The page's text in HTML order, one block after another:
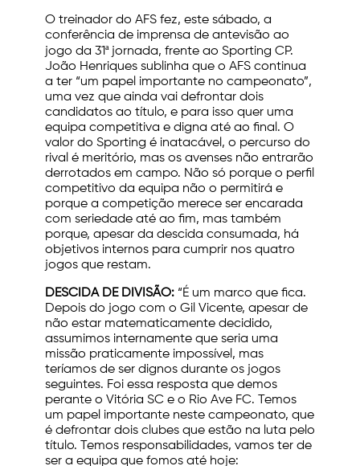
O treinador do AFS fez, este sábado, a
conferência de imprensa de antevisão ao
jogo da 31ª jornada, frente ao Sporting CP.
João Henriques sublinha que o AFS continua
a ter “um papel importante no campeonato”,
uma vez que ainda vai defrontar dois
candidatos ao título, e para isso quer uma
equipa competitiva e digna até ao final. O
valor do Sporting é inatacável, o percurso do
rival é meritório, mas os avenses não entrarão
derrotados em campo. Não só porque o perfil
competitivo da equipa não o permitirá e
porque a competição merece ser encarada
com seriedade até ao fim, mas também
porque, apesar da descida consumada, há
objetivos internos para cumprir nos quatro
jogos que restam.
DESCIDA DE DIVISÃO: “É um marco que fica.
Depois do jogo com o Gil Vicente, apesar de
não estar matematicamente decidido,
assumimos internamente que seria uma
missão praticamente impossível, mas
teríamos de ser dignos durante os jogos
seguintes. Foi essa resposta que demos
perante o Vitória SC e o Rio Ave FC. Temos
um papel importante neste campeonato, que
é defrontar dois clubes que estão na luta pelo
título. Temos responsabilidades, vamos ter de
ser a equipa que fomos até hoje: